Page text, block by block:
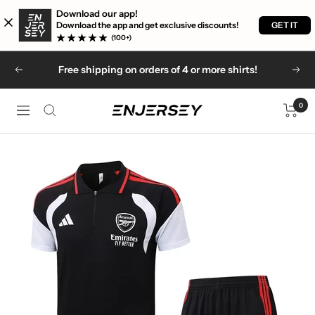
Download our app!
Download the app and get exclusive discounts!
(100+)
GET IT
Previous Free shipping on orders of 4 or more shirts! Next
Navigation Enjersey 0